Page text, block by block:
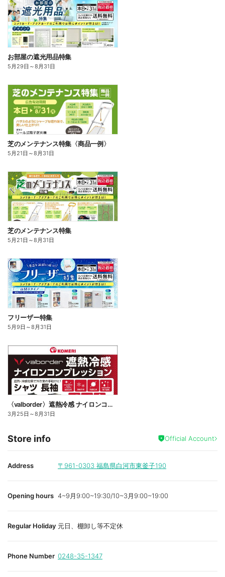
お部屋の遮光用品特集
5月29日 ～8月31日
芝のメンテナンス特集〈商品一例〉
5月21日 ～8月31日
芝のメンテナンス特集
5月21日 ～8月31日
フリーザー特集
5月9日 ～8月31日
〈valborder〉遮熱冷感 ナイロンコンプレッション
3月25日 ～8月31日
Store info Official Account
Address 〒961-0303 福島県白河市東釜子190
Opening hours 4~9月9:00~19:30/10~3月9:00~19:00
Regular Holiday 元日、棚卸し等不定休
Phone Number 0248-35-1347